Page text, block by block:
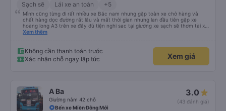
Sạch sẽ Lái xe an toàn +5
Mình cũng từng đi rất nhiều xe Bắc nam nhưng gặp toàn xe chở hàng và
chất hàng dọc đường rất lâu và mất thời gian nhưng lan đầu tiên gặp xe
hoàng long A3 trên xe đây đủ tiện nghi sac tại giường xe sạch sẽ thơm tài xế
lo xe thoải mái vui tính sẽ con ung hô nhe
Xem thêm
Không cần thanh toán trước
Xác nhận chỗ ngay lập tức
Xem giá
A Ba
Giường nằm 42 chỗ
3.0
(43 đánh giá)
Bến xe Miền Đông Mới